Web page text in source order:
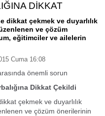
DİKKAT
dikkat çekmek ve duyarlılık
ve çözüm
eğitimciler ve ailelerin
Cuma 16:08
önemli sorun
Dikkat Çekildi
çekmek ve duyarlılık
ve çözüm önerilerinin